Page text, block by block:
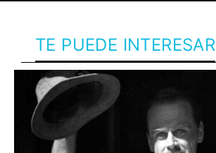
TE PUEDE INTERESAR